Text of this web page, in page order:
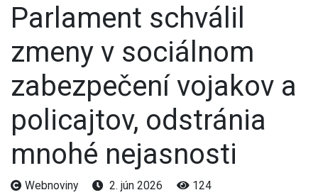
Parlament schválil
zmeny v sociálnom
zabezpečení vojakov a
policajtov, odstránia
mnohé nejasnosti
Webnoviny 2. jún 2026 124